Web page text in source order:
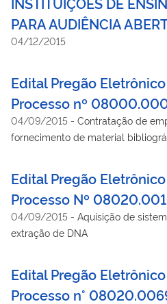
PARA AUDIÊNCIA
04/12/2015
Edital Pregão
Processo nº
04/09/2015 - Contratação de
fornecimento de material
Edital Pregão
Processo Nº
04/09/2015 - Aquisição de sistemas de
extração de DNA
Edital Pregão
Processo n°